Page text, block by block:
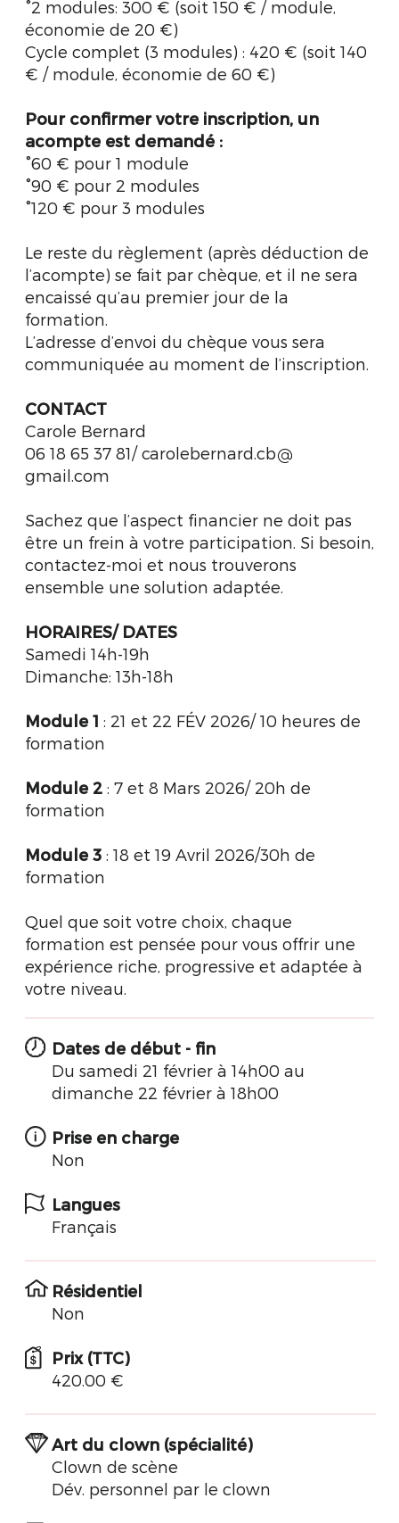
°2 modules: 300 € (soit 150 € / module,
économie de 20 €)
Cycle complet (3 modules) : 420 € (soit 140
€ / module, économie de 60 €)
Pour confirmer votre inscription, un
acompte est demandé :
°60 € pour 1 module
°90 € pour 2 modules
°120 € pour 3 modules
Le reste du règlement (après déduction de
l’acompte) se fait par chèque, et il ne sera
encaissé qu’au premier jour de la
formation.
L’adresse d’envoi du chèque vous sera
communiquée au moment de l’inscription.
CONTACT
Carole Bernard
06 18 65 37 81/ carolebernard.cb
gmail.com
Sachez que l’aspect financier ne doit pas
être un frein à votre participation. Si besoin,
contactez-moi et nous trouverons
ensemble une solution adaptée.
HORAIRES/ DATES
Samedi 14h-19h
Dimanche: 13h-18h
Module 1 : 21 et 22 FÉV 2026/ 10 heures de
formation
Module 2 : 7 et 8 Mars 2026/ 20h de
formation
Module 3 : 18 et 19 Avril 2026/30h de
formation
Quel que soit votre choix, chaque
formation est pensée pour vous offrir une
expérience riche, progressive et adaptée à
votre niveau.
Dates de début - fin
Du samedi 21 février à 14h00 au
dimanche 22 février à 18h00
Prise en charge
Non
Langues
Français
Résidentiel
Non
Prix (TTC)
420.00 €
Art du clown (spécialité)
Clown de scène
Dév. personnel par le clown